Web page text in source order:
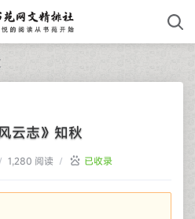
云志》知秋
/ 1,280 阅读 / 已收录